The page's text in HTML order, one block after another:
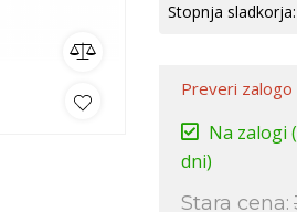
Stopnja sladkorja:
Preveri zalogo
Na zalogi
dni)
Stara cena: